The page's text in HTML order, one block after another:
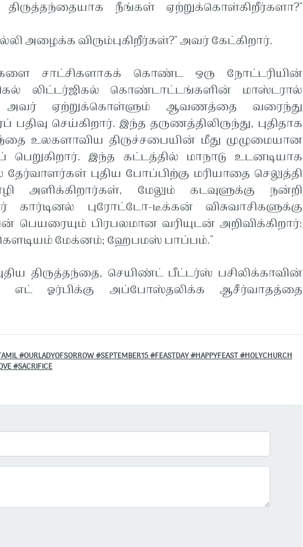
நீங்கள் ஏற்றுக்கொள்கிறீர்களா?"
விரும்புகிறீர்கள்?" அவர் கேட்கிறார்.
சாட்சிகளாகக் கொண்ட ஒரு நோட்டரியின்
லிட்டர்ஜிகல் கொண்டாட்டங்களின் மாஸ்டரால்
அவர் ஏற்றுக்கொள்ளும் ஆவணத்தை வரைந்து
செய்கிறார். இந்த தருணத்திலிருந்து, புதிதாக
உலகளாவிய திருச்சபையின் மீது முழுமையான
இந்த கட்டத்தில் மாநாடு உடனடியாக
தேர்வாளர்கள் புதிய போப்பிற்கு மரியாதை செலுத்தி
அளிக்கிறார்கள், மேலும் கடவுளுக்கு நன்றி
கார்டினல் புரோட்டோ-டீக்கன் விசுவாசிகளுக்கு
பெயரையும் பிரபலமான வரியுடன் அறிவிக்கிறார்:
மேக்னம்; ஹேபமஸ் பாப்பம்."
திருத்தந்தை, செயிண்ட் பீட்டர்ஸ் பசிலிக்காவின்
எட் ஓர்பிக்கு அப்போஸ்தலிக்க ஆசீர்வாதத்தை
#OURLADYOFSORROW #SEPTEMBER15 #FEASTDAY #HAPPYFEAST #HOLYCHURCH
#SACRIFICE